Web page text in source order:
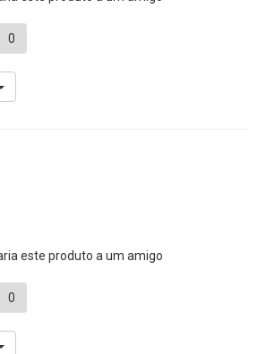
de ônibus UHS-I para Vídeo Full
água
0
este produto a um amigo
0